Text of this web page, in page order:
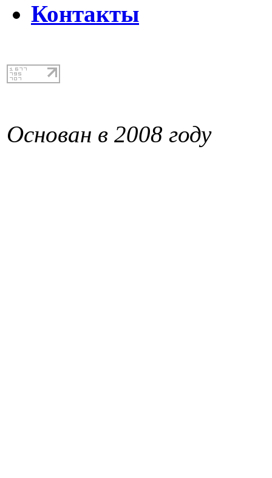
Контакты
Основан в 2008 году